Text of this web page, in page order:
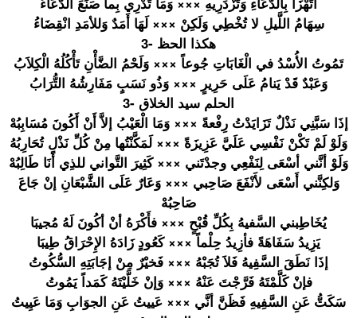
سِهَامُ اللَّيلِ لا تُخْطِي وَلَكِنْ ××× لَهَا أَمَدٌ وَللأمَدِ انْقِضَاءُ
3- هكذا الحظ
تَمُوتُ الأُسْدُ في الْغَابَات ِ جُوعاً ××× وَلَحْمُ الضَّأْنِ تَأْكُلُهُ الْكِلاَبُ
وَعَبْدٌ قَدْ يَنامُ عَلَى حَرِيرٍ ××× وَذُو نَسَبٍ مَفَارِشُه ُ التُّرَابُ
3- الحلم سيد الخلاق
إذَا سَبَّنِي نَذْلٌ تَزَايَدْت ُ رِفْعةً ××× وَمَا الْعَيْبُ إلاَّ أَنْ أَكُونَ مُسَابِبُه
وَلَوْ لَمْ تَكْنْ نَفْسِي عَلَيَّ عَزِيزَةً ××× لَمَكَّنْتُها مِنْ كُلِّ نَذْلٍ تُحَارِبُه
وَلَوْ أنَّني أسْعَى لِنَفْعِي وجدْتَني ××× كَثِيرَ التَّواني للذِي أَنَا طَالِبُهْ
وَلكِنَّني أَسْعَى لأَنْفَعَ صَاحِبي ××× وَعَارٌ عَلَى الشَّبْعَانِ إنْ جَاعَ
صَاحِبُهْ
يُخَاطِبني السَّفيهُ بِكُلِّ قُبْحٍ ××× فأَكْرَهُ أنْ أكُونَ لَهُ مُجيبَا
يَزِيدُ سَفَاهَةً فأزِيدُ حِلْماً ××× كَعُودٍ زَادَهُ الإِحْرَاق ُ طِيبَا
إذَا نَطَقَ السَّفِيهُ فَلاَ تُجَبْهُ ××× فَخيْرٌ مِنْ إجَابَتِهِ السُّكُوتُ
فإنْ كَلَّمْتَه ُ فَرَّجْتَ عَنْهُ ××× وَإنْ خَلَّيْتَه ُ كَمَداً يَمُوتُ
سَكَتُّ عَنِ السَّفِيهِ فَظَنَّ أنَّي ××× عَييتُ عَنِ الجوَابِ وَمَا عَيِيتُ